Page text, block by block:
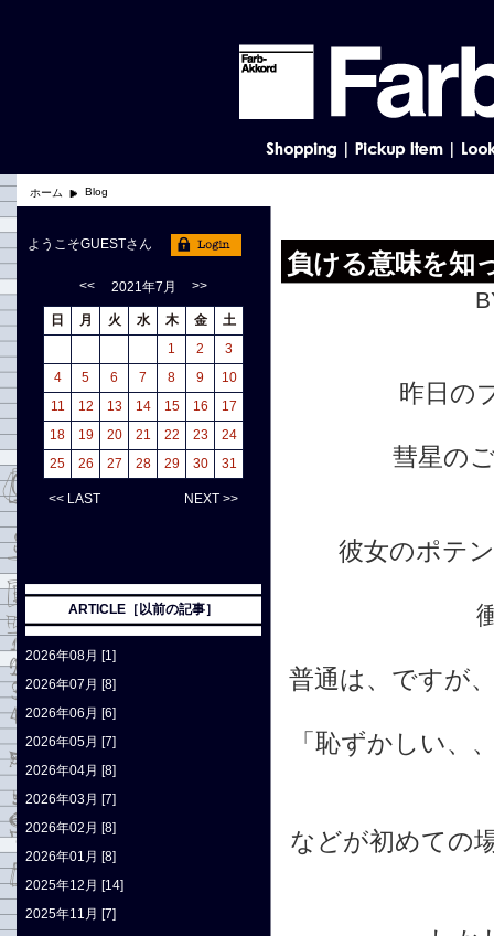
ホーム Blog
負ける意味を知
昨日の
彗星の
彼女のポテ
普通は、ですが
「恥ずかしい、
などが初めての
ようこそGUESTさん
<< 2021年7月 >>
日 月 火 水 木 金
土
1
2
3
4
5 6 7 8 9
10
11
12 13 14 15 16
17
18
19 20 21 22 23
24
25
26 27 28 29 30 31
<< LAST NEXT >>
ARTICLE［以前の記事］
2026年08月 [1]
2026年07月 [8]
2026年06月 [6]
2026年05月 [7]
2026年04月 [8]
2026年03月 [7]
2026年02月 [8]
2026年01月 [8]
2025年12月 [14]
2025年11月 [7]